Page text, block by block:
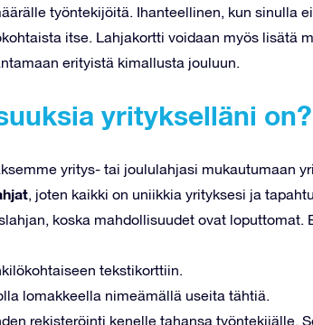
työntekijöitä. Ihanteellinen, kun sinulla
itse. Lahjakortti voidaan myös lisätä
erityistä kimallusta jouluun.
yritykselläni on?
yritys- tai joululahjasi mukautumaan
, joten kaikki on uniikkia yrityksesi ja
koska mahdollisuudet ovat loputtomat.
tekstikorttiin.
lomakkeella nimeämällä useita tähtiä.
rekisteröinti kenelle tahansa työntekijälle.